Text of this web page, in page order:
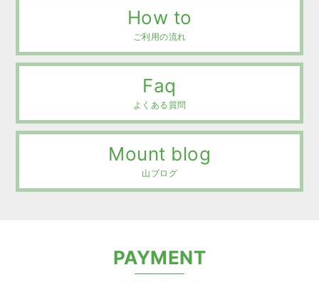
How to
ご利用の流れ
Faq
よくある質問
Mount blog
山ブログ
PAYMENT